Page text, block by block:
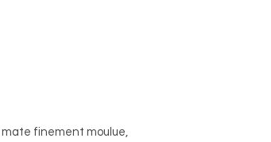
mate finement moulue,